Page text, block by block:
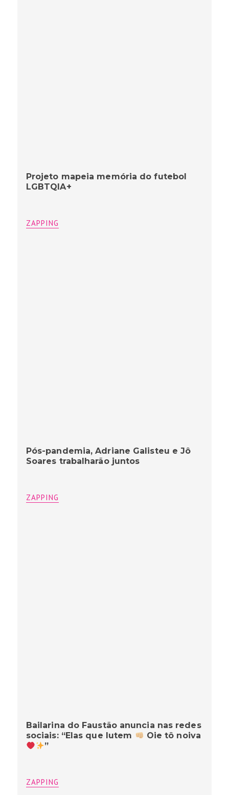
Projeto mapeia memória do futebol
LGBTQIA+
ZAPPING
Pós-pandemia, Adriane Galisteu e Jô
Soares trabalharão juntos
ZAPPING
Bailarina do Faustão anuncia nas redes
sociais: “Elas que lutem
Oie tô noiva
”
ZAPPING